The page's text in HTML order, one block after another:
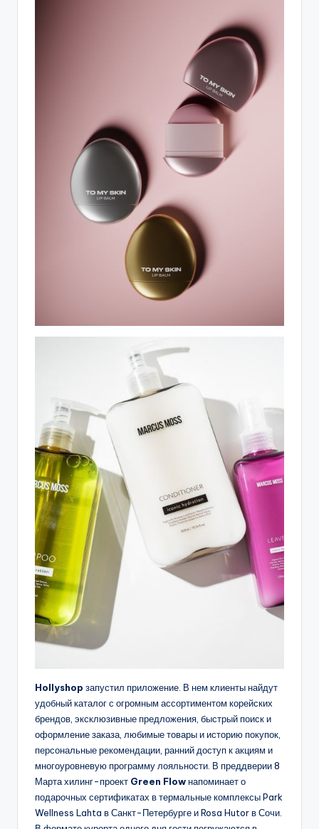
Hollyshop запустил приложение. В нем клиенты найдут
удобный каталог с огромным ассортиментом корейских
брендов, эксклюзивные предложения, быстрый поиск и
оформление заказа, любимые товары и историю покупок,
персональные рекомендации, ранний доступ к акциям и
многоуровневую программу лояльности. В преддверии 8
Марта хилинг-проект Green Flowнапоминает о
подарочных сертификатах в термальные комплексы Park
Wellness Lahta в Санкт-Петербурге и Rosa Hutor в Сочи.